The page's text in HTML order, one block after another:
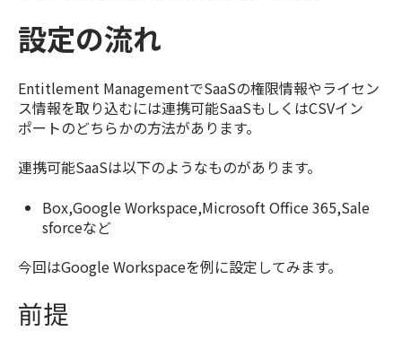
設定の流れ
Entitlement ManagementでSaaSの権限情報やライセン
ス情報を取り込むには連携可能SaaSもしくはCSVイン
ポートのどちらかの方法があります。
連携可能SaaSは以下のようなものがあります。
Box,Google Workspace,Microsoft Office 365,Sale
sforceなど
今回はGoogle Workspaceを例に設定してみます。
前提